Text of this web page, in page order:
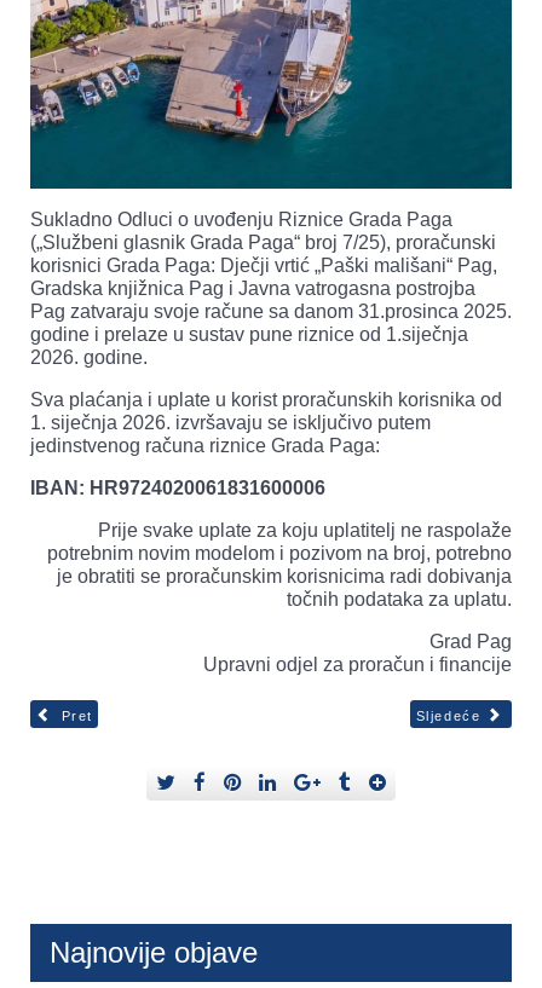
Sukladno Odluci o uvođenju Riznice Grada Paga
(„Službeni glasnik Grada Paga“ broj 7/25), proračunski
korisnici Grada Paga: Dječji vrtić „Paški mališani“ Pag,
Gradska knjižnica Pag i Javna vatrogasna postrojba
Pag zatvaraju svoje račune sa danom 31.prosinca 2025.
godine i prelaze u sustav pune riznice od 1.siječnja
2026. godine.
Sva plaćanja i uplate u korist proračunskih korisnika od
1. siječnja 2026. izvršavaju se isključivo putem
jedinstvenog računa riznice Grada Paga:
IBAN: HR9724020061831600006
Prije svake uplate za koju uplatitelj ne raspolaže
potrebnim novim modelom i pozivom na broj, potrebno
je obratiti se proračunskim korisnicima radi dobivanja
točnih podataka za uplatu.
Grad Pag
Upravni odjel za proračun i financije
Pret Sljedeće
Najnovije objave